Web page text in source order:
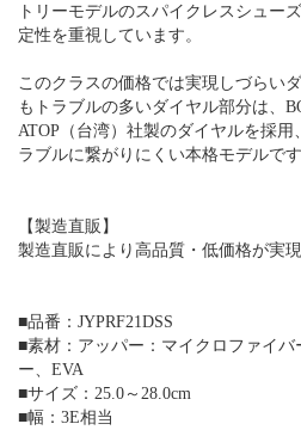
トリーモデルのスパイクレスシュー
定性を重視しています。
このクラスの価格では実現しづらい
もトラブルの多いダイヤル部分は、
ATOP（台湾）社製のダイヤルを採
ラブルに繋がりにくい本格モデルです
【製造直販】
製造直販により高品質・低価格が実現
■品番：JYPRF21DSS
■素材：アッパー：マイクロファイ
ー、EVA
■サイズ：25.0～28.0cm
■幅：3E相当